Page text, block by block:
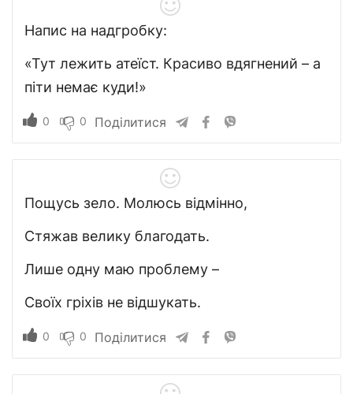
Напис на надгробку:
«Тут лежить атеїст. Красиво вдягнений – а
піти немає куди!»
0 0 Поділитися
Пощусь зело. Молюсь відмінно,
Стяжав велику благодать.
Лише одну маю проблему –
Своїх гріхів не відшукать.
0 0 Поділитися